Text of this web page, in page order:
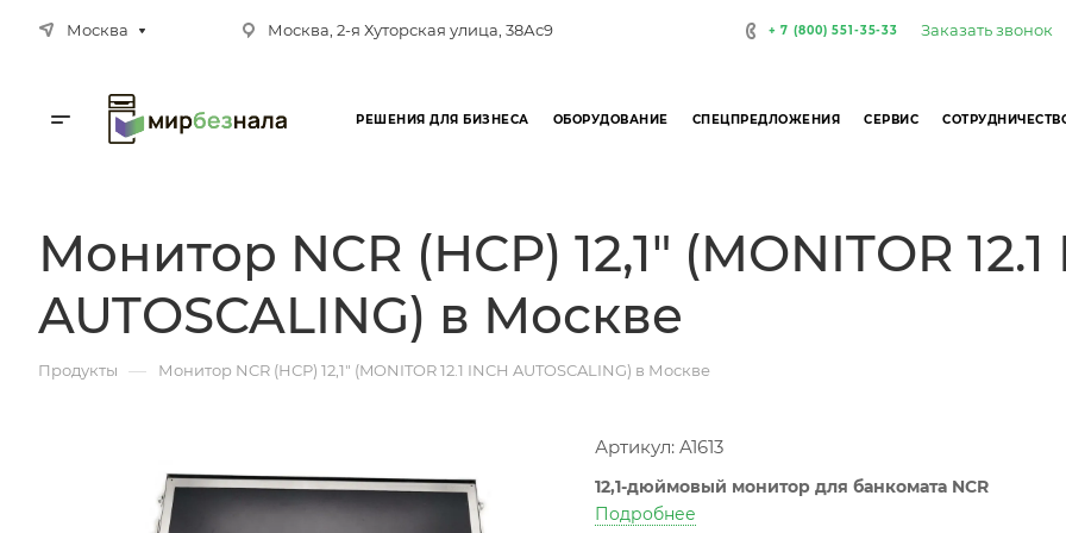
Москва Москва, 2-я Хуторская улица, 38Ас9 + 7 (800) 551-35-33 Заказать звонок
РЕШЕНИЯ ДЛЯ БИЗНЕСА ОБОРУДОВАНИЕ СПЕЦПРЕДЛОЖЕНИЯ СЕРВИС
Монитор NCR (НСР) 12,1" (MONITOR 12.1
AUTOSCALING) в Москве
Продукты — Монитор NCR (НСР) 12,1" (MONITOR 12.1 INCH AUTOSCALING) в Москве
Артикул: A1613
12,1-дюймовый монитор для банкомата NCR
Подробнее